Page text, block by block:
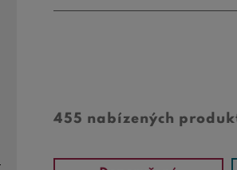
455 nabízených